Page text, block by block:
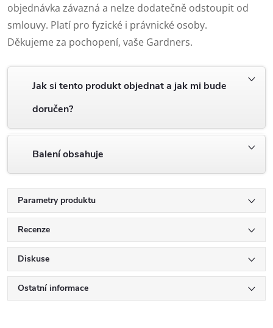
objednávka závazná a nelze dodatečně odstoupit od
smlouvy. Platí pro fyzické i právnické osoby.
Děkujeme za pochopení, vaše Gardners.
Jak si tento produkt objednat a jak mi bude
doručen?
Balení obsahuje
Parametry produktu
Recenze
Diskuse
Ostatní informace